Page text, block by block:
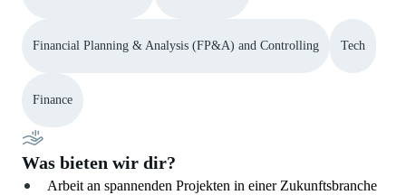
Financial Planning & Analysis (FP&A) and Controlling Tech
Finance
Was bieten wir dir?
Arbeit an spannenden Projekten in einer Zukunftsbranche